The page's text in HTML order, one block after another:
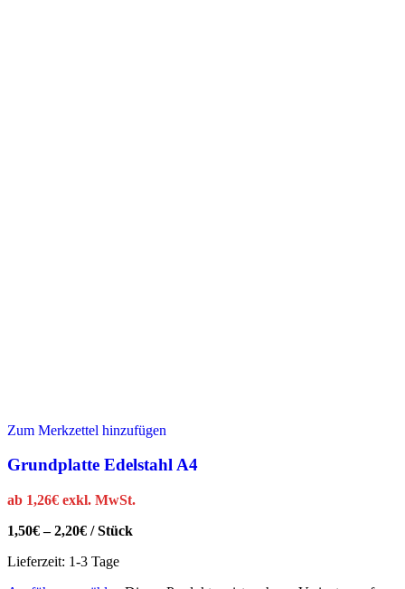
Zum Merkzettel hinzufügen
Grundplatte Edelstahl A4
ab 1,26€ exkl. MwSt.
1,50€–2,20€ /Stück
Lieferzeit: 1-3 Tage